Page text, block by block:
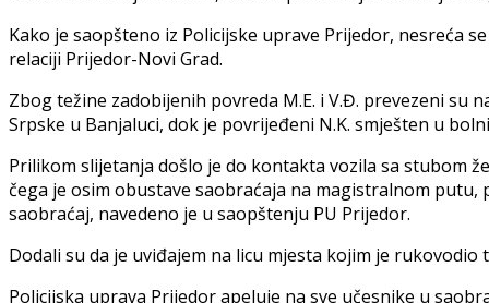
Kako je saopšteno iz Policijske uprave Prijedor, nesreća
relaciji Prijedor-Novi Grad.
Zbog težine zadobijenih povreda M.E. i V.Đ. prevezeni su
Srpske u Banjaluci, dok je povrijeđeni N.K. smješten u
Prilikom slijetanja došlo je do kontakta vozila sa stubom
čega je osim obustave saobraćaja na magistralnom
saobraćaj, navedeno je u saopštenju PU Prijedor.
Dodali su da je uviđajem na licu mjesta kojim je
Policijska uprava Prijedor apeluje na sve učesnike u